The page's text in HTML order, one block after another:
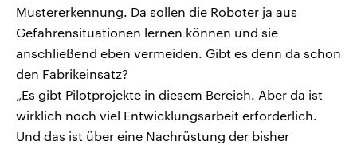
Mustererkennung. Da sollen die Roboter ja aus
Gefahrensituationen lernen können und sie
anschließend eben vermeiden. Gibt es denn da schon
den Fabrikeinsatz?
„Es gibt Pilotprojekte in diesem Bereich. Aber da ist
wirklich noch viel Entwicklungsarbeit erforderlich.
Und das ist über eine Nachrüstung der bisher